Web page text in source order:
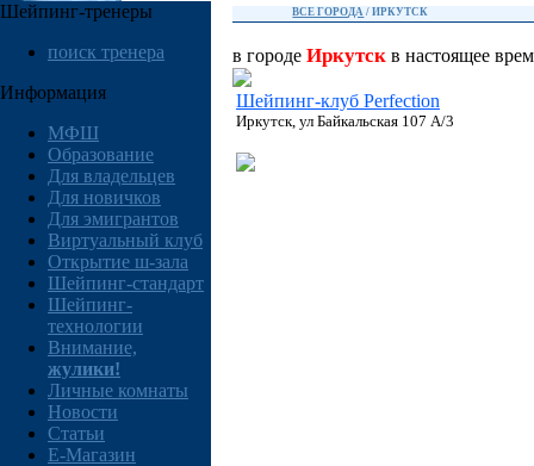
Шейпинг-тренеры
поиск тренера
Информация
МФШ
Образование
Для владельцев
Для новичков
Для эмигрантов
Виртуальный клуб
Открытие ш-зала
Шейпинг-стандарт
Шейпинг-
технологии
Внимание,
жулики!
Личные комнаты
Новости
Статьи
E-Магазин
ВСЕ ГОРОДА /ИРКУТСК
в городе Иркутск в настоящее
Шейпинг-клуб Perfection
Иркутск, ул Байкальская 107 А/3